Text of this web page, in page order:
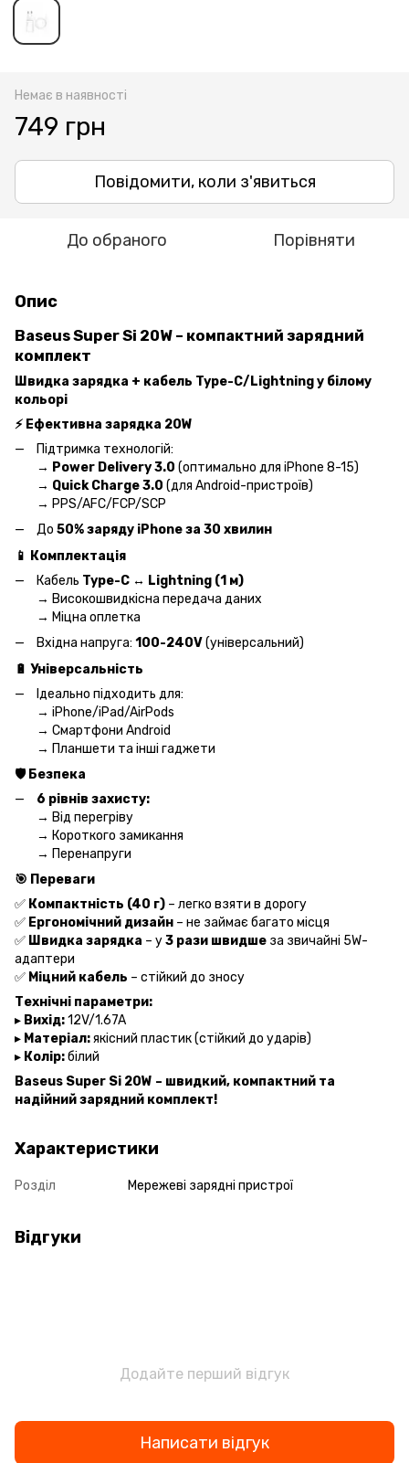
Немає в наявності
749 грн
Повідомити, коли з'явиться
До обраного Порівняти
Опис
Baseus Super Si 20W – компактний зарядний
комплект
Швидка зарядка + кабель Type-C/Lightning у білому
кольорі
⚡ Ефективна зарядка 20W
Підтримка технологій:
→ Power Delivery 3.0 (оптимально для iPhone 8-15)
→ Quick Charge 3.0 (для Android-пристроїв)
→ PPS/AFC/FCP/SCP
До 50% заряду iPhone за 30 хвилин
📱 Комплектація
Кабель Type-C ↔ Lightning (1 м)
→ Високошвидкісна передача даних
→ Міцна оплетка
Вхідна напруга: 100-240V(універсальний)
🔋 Універсальність
Ідеально підходить для:
→ iPhone/iPad/AirPods
→ Смартфони Android
→ Планшети та інші гаджети
🛡️ Безпека
6 рівнів захисту:
→ Від перегріву
→ Короткого замикання
→ Перенапруги
🎯 Переваги
✅ Компактність (40 г) – легко взяти в дорогу
✅ Ергономічний дизайн – не займає багато місця
✅ Швидка зарядка – у3 рази швидше за звичайні 5W-
адаптери
✅ Міцний кабель – стійкий до зносу
Технічні параметри:
▸ Вихід:12V/1.67A
▸ Матеріал:якісний пластик (стійкий до ударів)
▸ Колір:білий
Baseus Super Si 20W – швидкий, компактний та
надійний зарядний комплект!
Характеристики
Розділ Мережеві зарядні пристрої
Відгуки
Додайте перший відгук
Написати відгук